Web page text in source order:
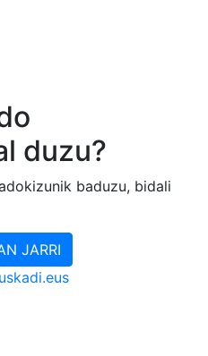
duzu?
baduzu, bidali
JARRI